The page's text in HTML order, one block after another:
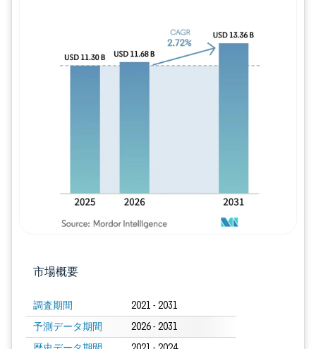
市場概要
調査期間 2021 - 2031
予測データ期間 2026 - 2031